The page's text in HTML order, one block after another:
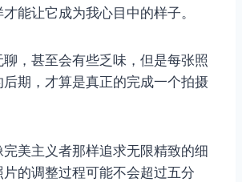
能让它成为我心目中的样子。
，甚至会有些乏味，但是每张照
后期，才算是真正的完成一个拍摄
完美主义者那样追求无限精致的细
的调整过程可能不会超过五分